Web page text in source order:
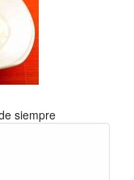
siempre